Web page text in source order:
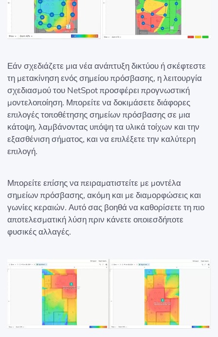
Εάν σχεδιάζετε μια νέα ανάπτυξη δικτύου ή σκέφτεστε
τη μετακίνηση ενός σημείου πρόσβασης, η λειτουργία
σχεδιασμού του NetSpot προσφέρει προγνωστική
μοντελοποίηση. Μπορείτε να δοκιμάσετε διάφορες
επιλογές τοποθέτησης σημείων πρόσβασης σε μια
κάτοψη, λαμβάνοντας υπόψη τα υλικά τοίχων και την
εξασθένιση σήματος, και να επιλέξετε την καλύτερη
επιλογή.
Μπορείτε επίσης να πειραματιστείτε με μοντέλα
σημείων πρόσβασης, ακόμη και με διαμορφώσεις και
γωνίες κεραιών. Αυτό σας βοηθά να καθορίσετε τη πιο
αποτελεσματική λύση πριν κάνετε οποιεσδήποτε
φυσικές αλλαγές.